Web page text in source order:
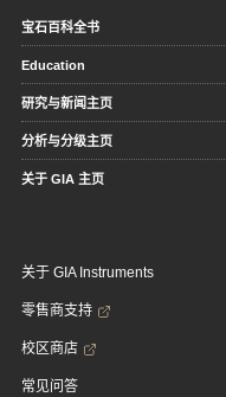
宝石百科全书
Education
研究与新闻主页
分析与分级主页
关于 GIA 主页
关于 GIA Instruments
零售商支持
校区商店
常见问答